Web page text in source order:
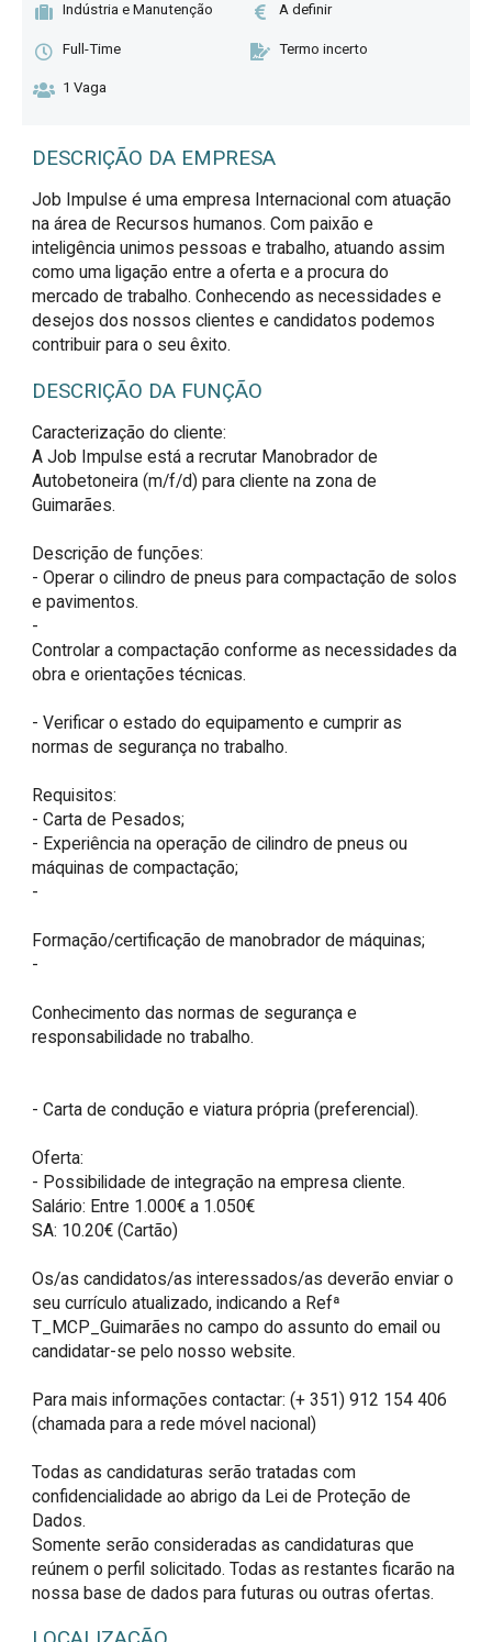
Indústria e Manutenção A definir
Full-Time Termo incerto
1 Vaga
DESCRIÇÃO DA EMPRESA
Job Impulse é uma empresa Internacional com atuação
na área de Recursos humanos. Com paixão e
inteligência unimos pessoas e trabalho, atuando assim
como uma ligação entre a oferta e a procura do
mercado de trabalho. Conhecendo as necessidades e
desejos dos nossos clientes e candidatos podemos
contribuir para o seu êxito.
DESCRIÇÃO DA FUNÇÃO
Caracterização do cliente:
A Job Impulse está a recrutar Manobrador de
Autobetoneira (m/f/d) para cliente na zona de
Guimarães.
Descrição de funções:
- Operar o cilindro de pneus para compactação de solos
e pavimentos.
-
Controlar a compactação conforme as necessidades da
obra e orientações técnicas.
- Verificar o estado do equipamento e cumprir as
normas de segurança no trabalho.
Requisitos:
- Carta de Pesados;
- Experiência na operação de cilindro de pneus ou
máquinas de compactação;
-
Formação/certificação de manobrador de máquinas;
-
Conhecimento das normas de segurança e
responsabilidade no trabalho.
- Carta de condução e viatura própria (preferencial).
Oferta:
- Possibilidade de integração na empresa cliente.
Salário: Entre 1.000€ a 1.050€
SA: 10.20€ (Cartão)
Os/as candidatos/as interessados/as deverão enviar o
seu currículo atualizado, indicando a Refª
T_MCP_Guimarães no campo do assunto do email ou
candidatar-se pelo nosso website.
Para mais informações contactar: (+ 351) 912 154 406
(chamada para a rede móvel nacional)
Todas as candidaturas serão tratadas com
confidencialidade ao abrigo da Lei de Proteção de
Dados.
Somente serão consideradas as candidaturas que
reúnem o perfil solicitado. Todas as restantes ficarão na
nossa base de dados para futuras ou outras ofertas.